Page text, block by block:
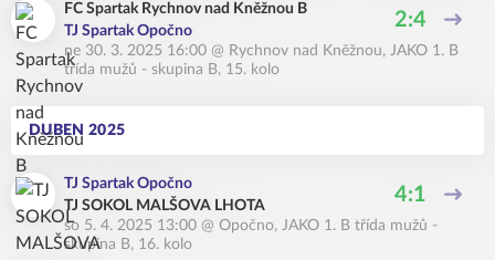
FC Spartak Rychnov nad Kněžnou B
TJ Spartak Opočno
2:4
ne 30. 3. 2025 16:00 @ Rychnov nad Kněžnou, JAKO 1. B
třída mužů - skupina B, 15. kolo
DUBEN 2025
TJ Spartak Opočno
TJ SOKOL MALŠOVA LHOTA
4:1
so 5. 4. 2025 13:00 @ Opočno, JAKO 1. B třída mužů -
skupina B, 16. kolo